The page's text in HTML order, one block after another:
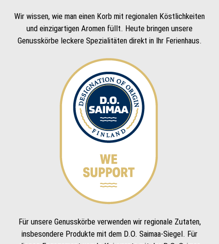
Wir wissen, wie man einen Korb mit regionalen Köstlichkeiten
und einzigartigen Aromen füllt. Heute bringen unsere
Genusskörbe leckere Spezialitäten direkt in Ihr Ferienhaus.
Für unsere Genusskörbe verwenden wir regionale Zutaten,
insbesondere Produkte mit dem D.O. Saimaa-Siegel. Für